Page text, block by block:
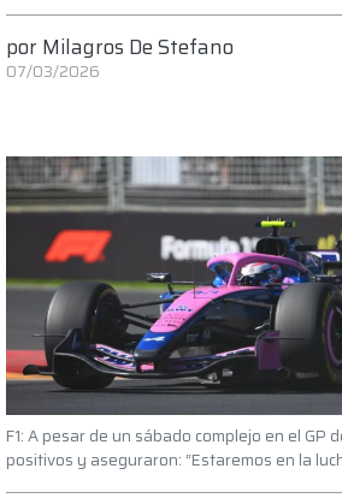
por Milagros De Stefano
07/03/2026
F1: A pesar de un sábado complejo en el GP
positivos y aseguraron: “Estaremos en la